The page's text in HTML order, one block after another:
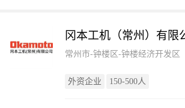
冈本工机（常州）有限
常州市-钟楼区-钟楼经济开发区
外资企业 150-500人